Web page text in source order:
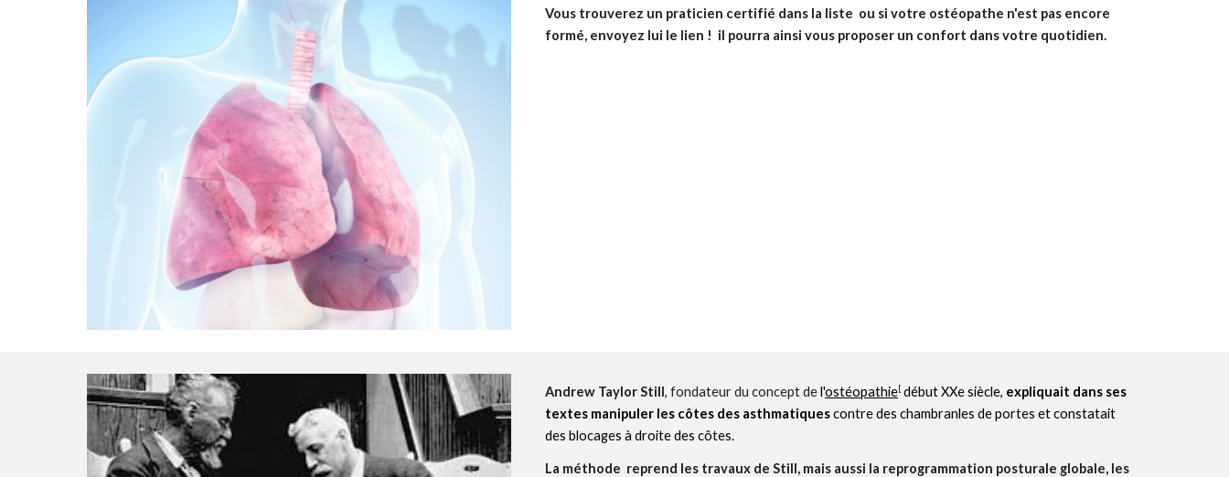
Vous trouverez un praticien certifié dans la liste ou si votre ostéopathe n'est pas encore
formé, envoyez lui le lien ! il pourra ainsi vous proposer un confort dans votre quotidien.
Andrew Taylor Still, fondateur du concept del'ostéopathie[début XXe siècle, expliquait dans ses
textes manipuler les côtes des asthmatiquescontre des chambranles de portes et constatait
des blocages à droite des côtes.
La méthode reprend les travaux de Still, mais aussi la reprogrammation posturale globale, les